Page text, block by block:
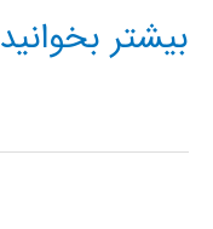
شناسایی
در
بیشتر